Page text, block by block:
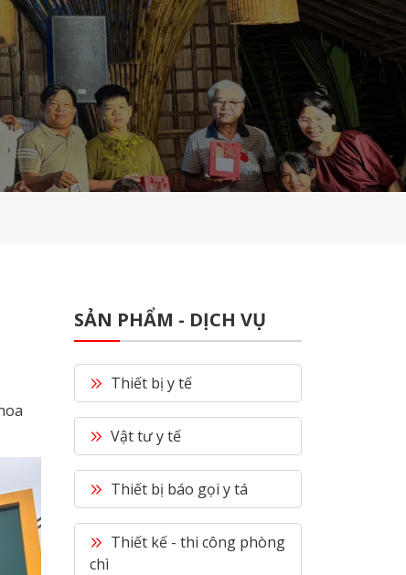
MÁY IN PHIM Y TẾ
Đinh
SẢN PHẨM - DỊCH VỤ
Thiết bị y tế
Vật tư y tế
Thiết bị báo gọi y tá
Thiết kế - thi công phòng
chì